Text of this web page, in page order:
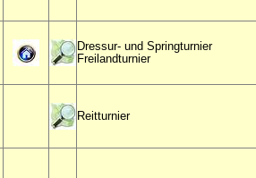
Dressur- und Springturnier
Freilandturnier
Reitturnier